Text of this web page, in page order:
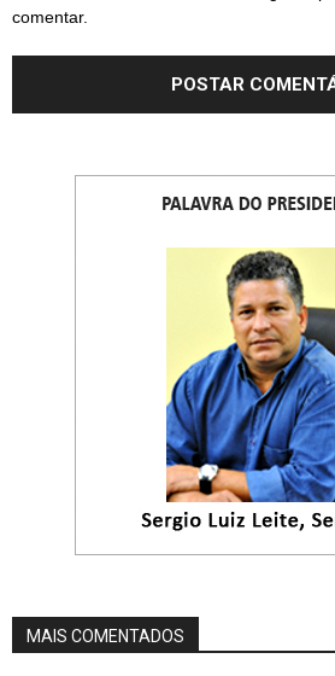
comentar.
MAIS COMENTADOS